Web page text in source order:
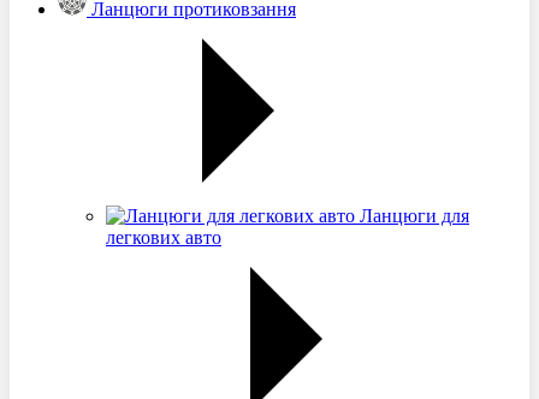
Ланцюги протиковзання
Ланцюги для
легкових авто